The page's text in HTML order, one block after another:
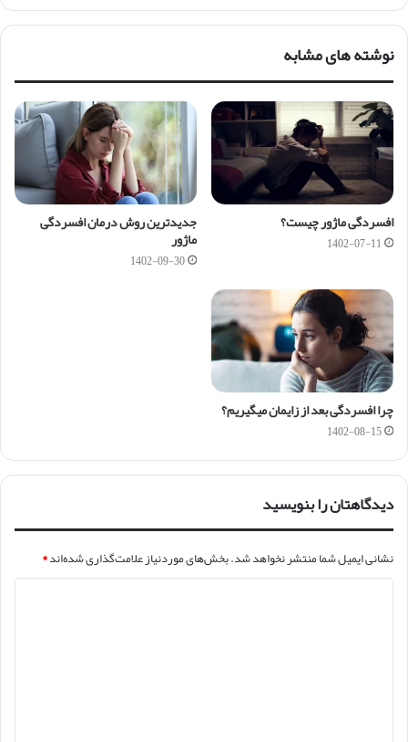
نوشته های مشابه
افسردگی ماژور چیست؟
1402-07-11
جدیدترین روش درمان افسردگی
ماژور
1402-09-30
چرا افسردگی بعد از زایمان میگیریم؟
1402-08-15
دیدگاهتان را بنویسید
نشانی ایمیل شما منتشر نخواهد شد.بخش‌های موردنیاز علامت‌گذاری شده‌اند*